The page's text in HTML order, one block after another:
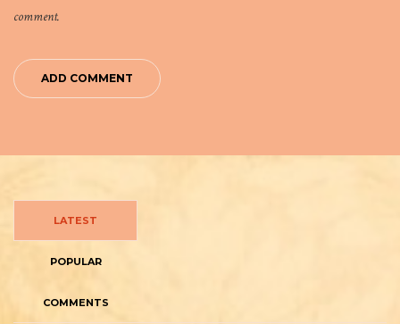
comment.
LATEST
POPULAR
COMMENTS